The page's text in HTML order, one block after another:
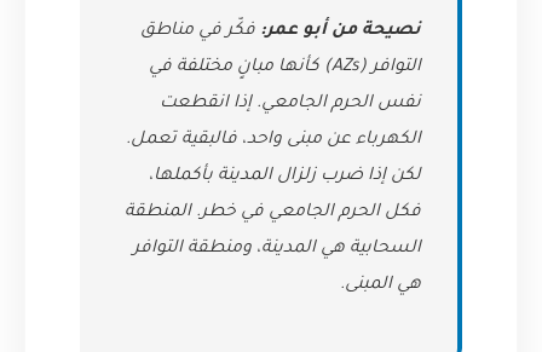
نصيحة من أبو عمر: فكّر في مناطق
التوافر (AZs) كأنها مبانٍ مختلفة في
نفس الحرم الجامعي. إذا انقطعت
الكهرباء عن مبنى واحد، فالبقية تعمل.
لكن إذا ضرب زلزال المدينة بأكملها،
فكل الحرم الجامعي في خطر. المنطقة
السحابية هي المدينة، ومنطقة التوافر
هي المبنى.